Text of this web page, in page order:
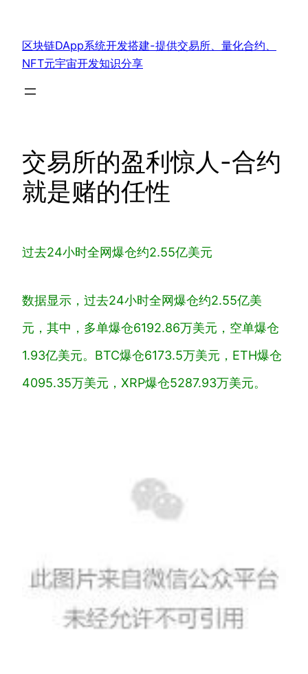
区块链DApp系统开发搭建-提供交易所、量化合约、
NFT元宇宙开发知识分享
交易所的盈利惊人-合约
就是赌的任性
过去24小时全网爆仓约2.55亿美元
数据显示，过去24小时全网爆仓约2.55亿美
元，其中，多单爆仓6192.86万美元，空单爆仓
1.93亿美元。BTC爆仓6173.5万美元，ETH爆仓
4095.35万美元，XRP爆仓5287.93万美元。